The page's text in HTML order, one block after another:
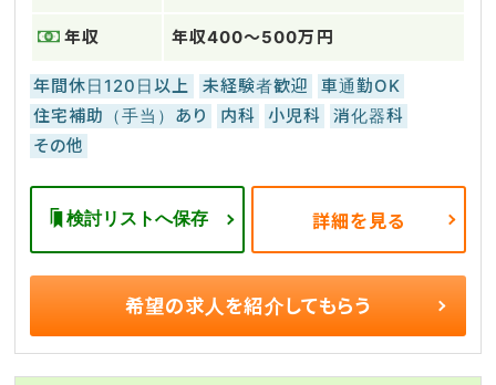
年収 年収400～500万円
年間休日120日以上 未経験者歓迎
車通勤OK
住宅補助（手当）あり
内科 小児科
消化器科
その他
検討リストへ保存 詳細を見る
希望の求人を紹介してもらう